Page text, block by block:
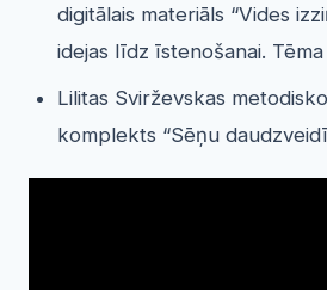
digitālais materiāls “Vides
idejas līdz īstenošanai. Tēma
Lilitas Svirževskas
komplekts “Sēņu